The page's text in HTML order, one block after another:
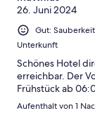
26. Juni 2024
Gut:
Unterkunft
Schönes Hotel
erreichbar. Der
Frühstück ab
Aufenthalt von 1